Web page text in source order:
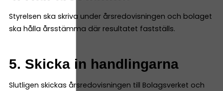
Styrelsen ska skriva under årsredovisningen och bolaget
ska hålla årsstämma där resultatet fastställs.
5. Skicka in handlingarna
Slutligen skickas årsredovisningen till Bolagsverket och